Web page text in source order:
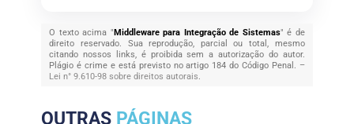
O texto acima " Middleware para Integração de Sistemas" é de
direito reservado. Sua reprodução, parcial ou total, mesmo
citando nossos links, é proibida sem a autorização do autor.
Plágio é crime e está previsto no artigo 184 do Código Penal. –
Lei n° 9.610-98 sobre direitos autorais.
OUTRAS PÁGINAS